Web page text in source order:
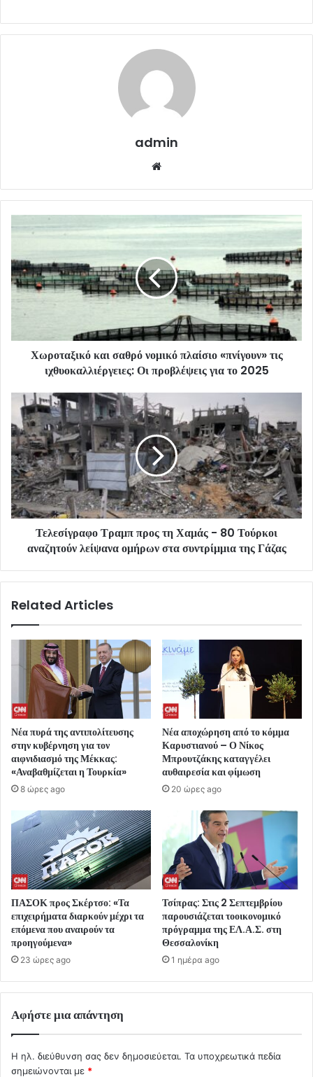
admin
Χωροταξικό και σαθρό νομικό πλαίσιο «πνίγουν» τις
ιχθυοκαλλιέργειες: Οι προβλέψεις για το 2025
Τελεσίγραφο Τραμπ προς τη Χαμάς - 80 Τούρκοι
αναζητούν λείψανα ομήρων στα συντρίμμια της Γάζας
Related Articles
Νέα πυρά της αντιπολίτευσης
στην κυβέρνηση για τον
αιφνιδιασμό της Μέκκας:
«Αναβαθμίζεται η Τουρκία»
8 ώρες ago
Νέα αποχώρηση από το κόμμα
Καρυστιανού – Ο Νίκος
Μπρουτζάκης καταγγέλει
αυθαιρεσία και φίμωση
20 ώρες ago
ΠΑΣΟΚ προς Σκέρτσο: «Τα
επιχειρήματα διαρκούν μέχρι τα
επόμενα που αναιρούν τα
προηγούμενα»
23 ώρες ago
Τσίπρας: Στις 2 Σεπτεμβρίου
παρουσιάζεται τοοικονομικό
πρόγραμμα της ΕΛ.Α.Σ. στη
Θεσσαλονίκη
1 ημέρα ago
Αφήστε μια απάντηση
Η ηλ. διεύθυνση σας δεν δημοσιεύεται. Τα υποχρεωτικά πεδία
σημειώνονται με *